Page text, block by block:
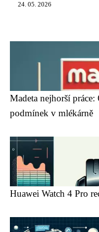
24. 05. 2026
Madeta nejhorší
podmínek v mlékárně
Huawei Watch 4 Pro